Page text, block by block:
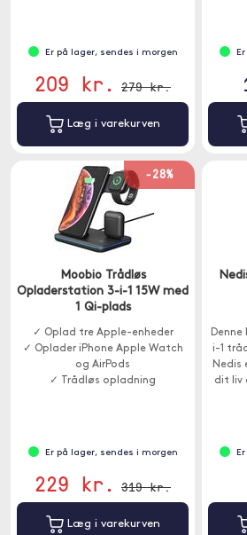
Er på lager, sendes i morgen
209 kr. 279 kr.
Læg i varekurven
-28%
Moobio Trådløs
Opladerstation 3-i-1 15W med
1 Qi-plads
✓ Oplad tre Apple-enheder
✓ Oplader iPhone Apple Watch
og AirPods
✓ Trådløs opladning
Er på lager, sendes i morgen
229 kr. 319 kr.
Læg i varekurven
i-1
Nedis
dit liv